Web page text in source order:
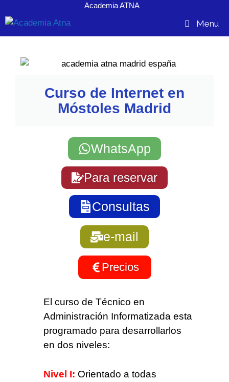
Academia ATNA
Menu
Curso de Internet en
Móstoles Madrid
WhatsApp
Para reservar
Consultas
e-mail
Precios
El curso de Técnico en
Administración Informatizada esta
programado para desarrollarlos
en dos niveles:
Nivel I: Orientado a todas